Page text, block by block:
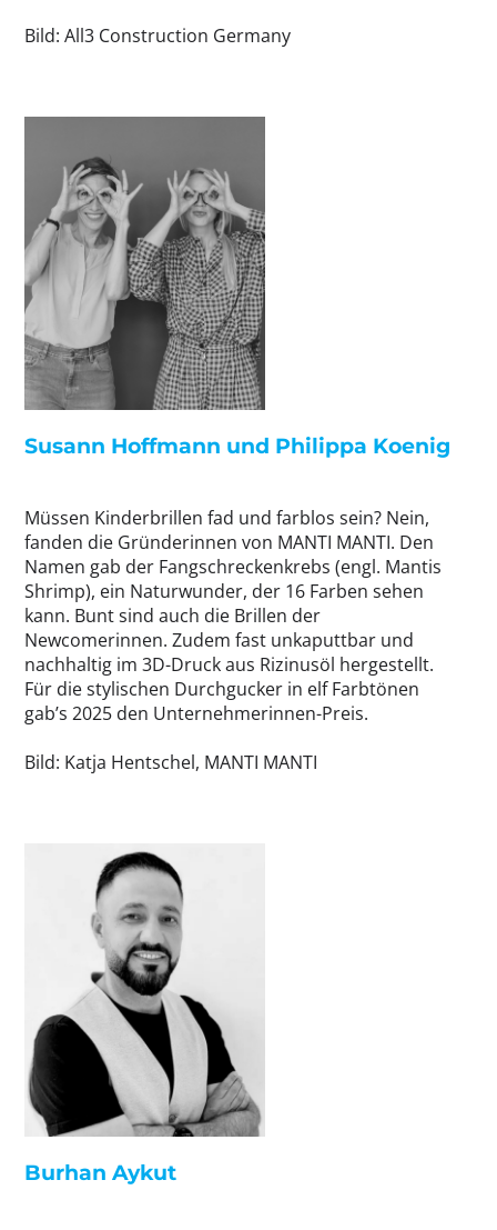
Bild: All3 Construction Germany
Susann Hoffmann und Philippa Koenig
Müssen Kinderbrillen fad und farblos sein? Nein,
fanden die Gründerinnen von MANTI MANTI. Den
Namen gab der Fangschreckenkrebs (engl. Mantis
Shrimp), ein Naturwunder, der 16 Farben sehen
kann. Bunt sind auch die Brillen der
Newcomerinnen. Zudem fast unkaputtbar und
nachhaltig im 3D-Druck aus Rizinusöl hergestellt.
Für die stylischen Durchgucker in elf Farbtönen
gab’s 2025 den Unternehmerinnen-Preis.
Bild: Katja Hentschel, MANTI MANTI
Burhan Aykut